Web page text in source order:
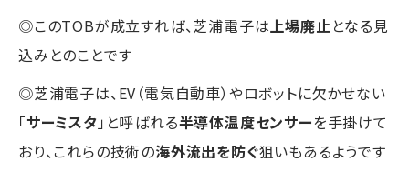
◎このTOBが成立すれば、芝浦電子は上場廃止となる見
込みとのことです
◎芝浦電子は、EV（電気自動車）やロボットに欠かせない
「サーミスタ 」と呼ばれる半導体温度センサーを手掛けて
おり、これらの技術の海外流出を防ぐ狙いもあるようです